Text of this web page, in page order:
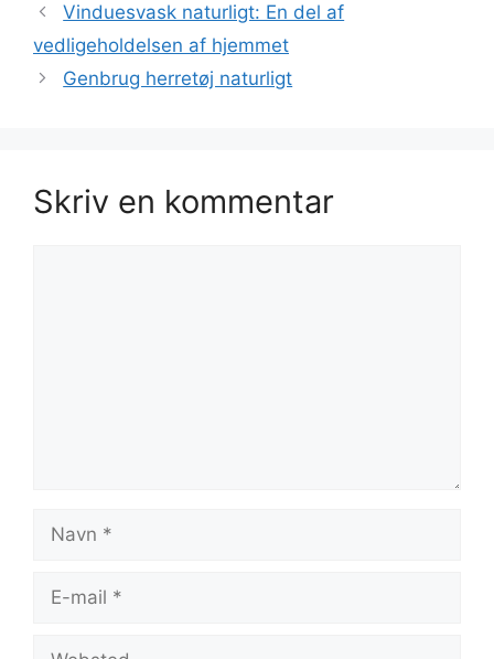
Vinduesvask naturligt: En del af
vedligeholdelsen af hjemmet
Genbrug herretøj naturligt
Skriv en kommentar
Navn
Websted